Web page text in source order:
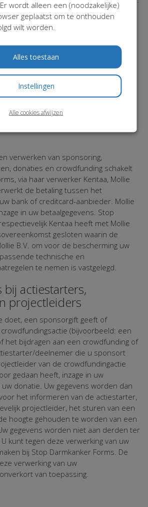
actiestarters, sponsors,
vrienden en andere
in beveiligde systemen
van uw
niet langer dan noodzakelijk is om
genoemde doeleinden te
verwerken van sponsoring,
donaties en crowdfunding schakelt
via haar verwerker Kentaa, Mollie
de betaling tussen het
bank of creditcard-aanbieder. Mollie
in uw betaalgegevens. Stop
Kentaa heeft met Mollie
gesloten waarin de
B.V. om voor de bescherming uw
technische en
te nemen is vastgelegd.
bij actiestarters,
projectleiders
doet, een sponsorgift geeft of
(bijvoorbeeld: een
het bijdragen aan een crowdfunding of
deelnemer die u sponsort
van de crowdfundingactie
gedaan heeft, inzage in uw
donatie. Uw gegevens worden dan
het informeren van de actiestarter,
projectleider, het sturen van een
hoogte gehouden te worden van een
gegevens worden niet aan derden ter
kunt tegen deze verwerking van uw
bij Stop Darmkanker Forms. De
verwerking van uw
van toepassing.
wordt alleen een (noodzakelijke)
geplaatst om te onthouden
wilt worden.
Alles toestaan
Instellingen
Alle cookies afwijzen